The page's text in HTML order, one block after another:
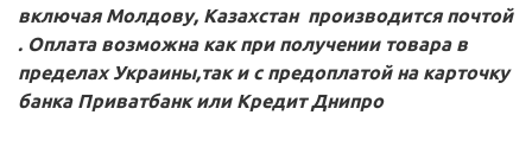
включая Молдову, Казахстан производится почтой
. Оплата возможна как при получении товара в
пределах Украины,так и с предоплатой на карточку
банка Приватбанк или Кредит Днипро